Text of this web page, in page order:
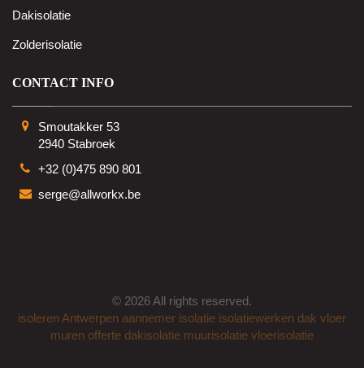
Dakisolatie
Zolderisolatie
CONTACT INFO
Smoutakker 53
2940 Stabroek
+32 (0)475 890 801
serge@allworkx.be
© 2026 All rights reserved.
isolerenAntwerpen aannemer isolatie isolatiewerken dak vloer
muren offerte dakisolatie muurisolatie vloerisolatie